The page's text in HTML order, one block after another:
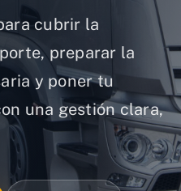
cubrir la
preparar la
y poner tu
una gestión clara,